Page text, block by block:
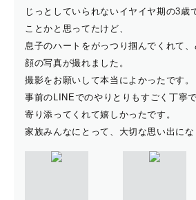
じっとしていられないイヤイヤ期の3歳
ことかと思ってたけど、
息子のハートをがっつり掴んでくれて
顔の写真が撮れました。
撮影をお願いして本当によかったです。
事前のLINEでのやりとりもすごく丁寧
寄り添ってくれて嬉しかったです。
家族みんなにとって、大切な思い出にな